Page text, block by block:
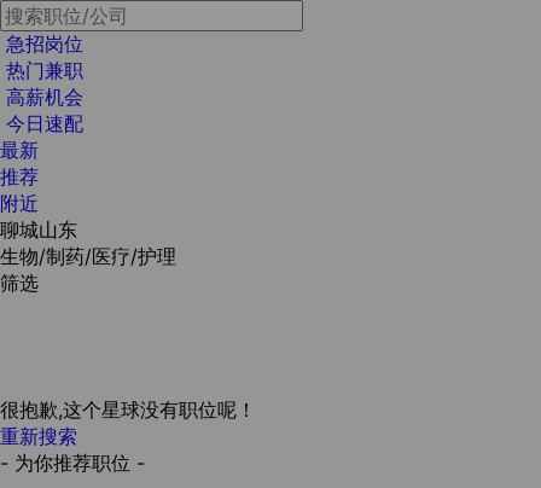
急招岗位
热门兼职
高薪机会
今日速配
最新
推荐
附近
聊城山东
生物/制药/医疗/护理
筛选
很抱歉,这个星球没有职位呢！
重新搜索
- 为你推荐职位 -